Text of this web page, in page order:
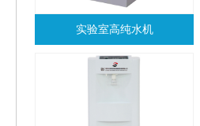
实验室高纯水机
查看详情